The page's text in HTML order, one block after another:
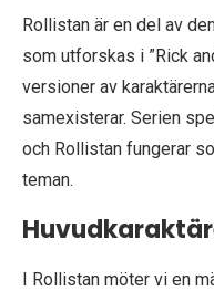
Rollistan är en del av
som utforskas i ”Rick
versioner av
samexisterar. Serien
och Rollistan fungerar
teman.
I Rollistan möter vi en